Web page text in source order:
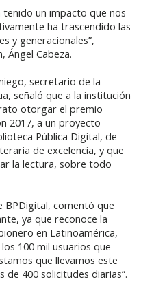
un impacto que nos
ha trascendido las
y generacionales”,
Ángel Cabeza.
secretario de la
señaló que a la institución
otorgar el premio
2017, a un proyecto
Pública Digital, de
de excelencia, y que
la lectura, sobre todo
BPDigital, comentó que
ya que reconoce la
en Latinoamérica,
100 mil usuarios que
que llevamos este
400 solicitudes diarias”.